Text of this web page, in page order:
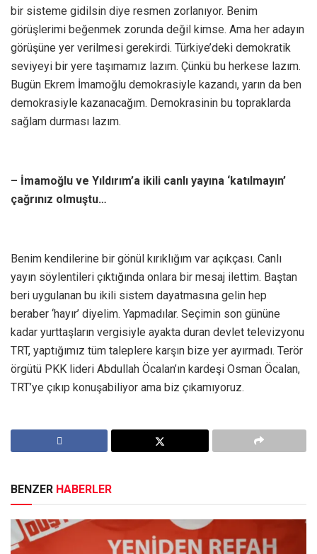
bir sisteme gidilsin diye resmen zorlanıyor. Benim
görüşlerimi beğenmek zorunda değil kimse. Ama her adayın
görüşüne yer verilmesi gerekirdi. Türkiye’deki demokratik
seviyeyi bir yere taşımamız lazım. Çünkü bu herkese lazım.
Bugün Ekrem İmamoğlu demokrasiyle kazandı, yarın da ben
demokrasiyle kazanacağım. Demokrasinin bu topraklarda
sağlam durması lazım.
– İmamoğlu ve Yıldırım’a ikili canlı yayına ‘katılmayın’
çağrınız olmuştu…
Benim kendilerine bir gönül kırıklığım var açıkçası. Canlı
yayın söylentileri çıktığında onlara bir mesaj ilettim. Baştan
beri uygulanan bu ikili sistem dayatmasına gelin hep
beraber ‘hayır’ diyelim. Yapmadılar. Seçimin son gününe
kadar yurttaşların vergisiyle ayakta duran devlet televizyonu
TRT, yaptığımız tüm taleplere karşın bize yer ayırmadı. Terör
örgütü PKK lideri Abdullah Öcalan’ın kardeşi Osman Öcalan,
TRT’ye çıkıp konuşabiliyor ama biz çıkamıyoruz.
BENZER HABERLER